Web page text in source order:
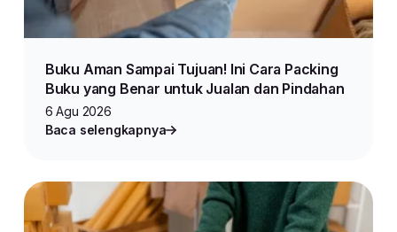
Buku Aman Sampai Tujuan! Ini Cara Packing
Buku yang Benar untuk Jualan dan Pindahan
6 Agu 2026
Baca selengkapnya